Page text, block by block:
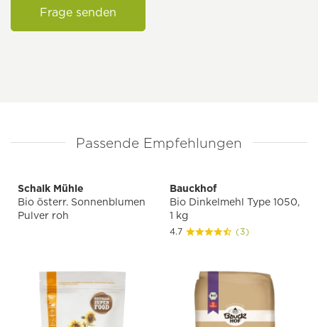
Frage senden
Passende Empfehlungen
Schalk Mühle
Bio österr. Sonnenblumen
Pulver roh
Bauckhof
Bio Dinkelmehl Type 1050,
1 kg
4.7 (3)